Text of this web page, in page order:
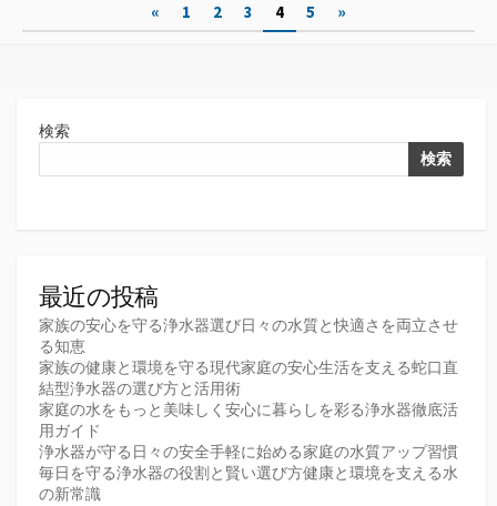
ー
ペ
り
« 1 2 3 4 5 »
検索
検索
最近の投稿
家族の安心を守る浄水器選び日々の水質と快適さを両立させ
る知恵
家族の健康と環境を守る現代家庭の安心生活を支える蛇口直
結型浄水器の選び方と活用術
家庭の水をもっと美味しく安心に暮らしを彩る浄水器徹底活
用ガイド
浄水器が守る日々の安全手軽に始める家庭の水質アップ習慣
毎日を守る浄水器の役割と賢い選び方健康と環境を支える水
の新常識